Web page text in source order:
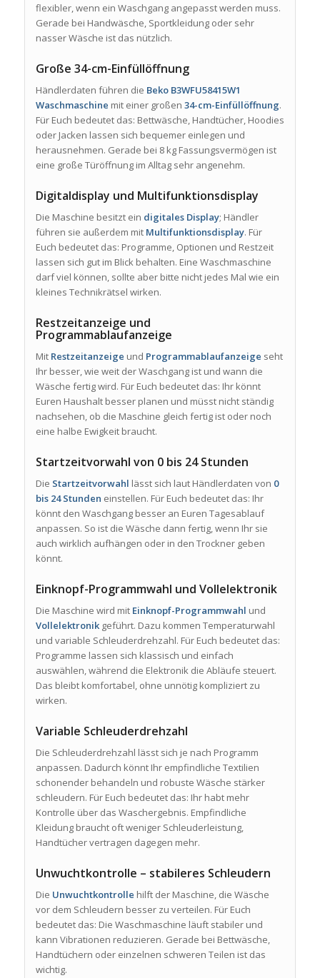
flexibler, wenn ein Waschgang angepasst werden muss.
Gerade bei Handwäsche, Sportkleidung oder sehr
nasser Wäsche ist das nützlich.
Große 34-cm-Einfüllöffnung
Händlerdaten führen die Beko B3WFU58415W1
Waschmaschine mit einer großen 34-cm-Einfüllöffnung.
Für Euch bedeutet das: Bettwäsche, Handtücher, Hoodies
oder Jacken lassen sich bequemer einlegen und
herausnehmen. Gerade bei 8 kg Fassungsvermögen ist
eine große Türöffnung im Alltag sehr angenehm.
Digitaldisplay und Multifunktionsdisplay
Die Maschine besitzt ein digitales Display; Händler
führen sie außerdem mit Multifunktionsdisplay. Für
Euch bedeutet das: Programme, Optionen und Restzeit
lassen sich gut im Blick behalten. Eine Waschmaschine
darf viel können, sollte aber bitte nicht jedes Mal wie ein
kleines Technikrätsel wirken.
Restzeitanzeige und
Programmablaufanzeige
Mit Restzeitanzeige und Programmablaufanzeige seht
Ihr besser, wie weit der Waschgang ist und wann die
Wäsche fertig wird. Für Euch bedeutet das: Ihr könnt
Euren Haushalt besser planen und müsst nicht ständig
nachsehen, ob die Maschine gleich fertig ist oder noch
eine halbe Ewigkeit braucht.
Startzeitvorwahl von 0 bis 24 Stunden
Die Startzeitvorwahl lässt sich laut Händlerdaten von 0
bis 24 Stunden einstellen. Für Euch bedeutet das: Ihr
könnt den Waschgang besser an Euren Tagesablauf
anpassen. So ist die Wäsche dann fertig, wenn Ihr sie
auch wirklich aufhängen oder in den Trockner geben
könnt.
Einknopf-Programmwahl und Vollelektronik
Die Maschine wird mit Einknopf-Programmwahl und
Vollelektronikgeführt. Dazu kommen Temperaturwahl
und variable Schleuderdrehzahl. Für Euch bedeutet das:
Programme lassen sich klassisch und einfach
auswählen, während die Elektronik die Abläufe steuert.
Das bleibt komfortabel, ohne unnötig kompliziert zu
wirken.
Variable Schleuderdrehzahl
Die Schleuderdrehzahl lässt sich je nach Programm
anpassen. Dadurch könnt Ihr empfindliche Textilien
schonender behandeln und robuste Wäsche stärker
schleudern. Für Euch bedeutet das: Ihr habt mehr
Kontrolle über das Waschergebnis. Empfindliche
Kleidung braucht oft weniger Schleuderleistung,
Handtücher vertragen dagegen mehr.
Unwuchtkontrolle – stabileres Schleudern
Die Unwuchtkontrolle hilft der Maschine, die Wäsche
vor dem Schleudern besser zu verteilen. Für Euch
bedeutet das: Die Waschmaschine läuft stabiler und
kann Vibrationen reduzieren. Gerade bei Bettwäsche,
Handtüchern oder einzelnen schweren Teilen ist das
wichtig.